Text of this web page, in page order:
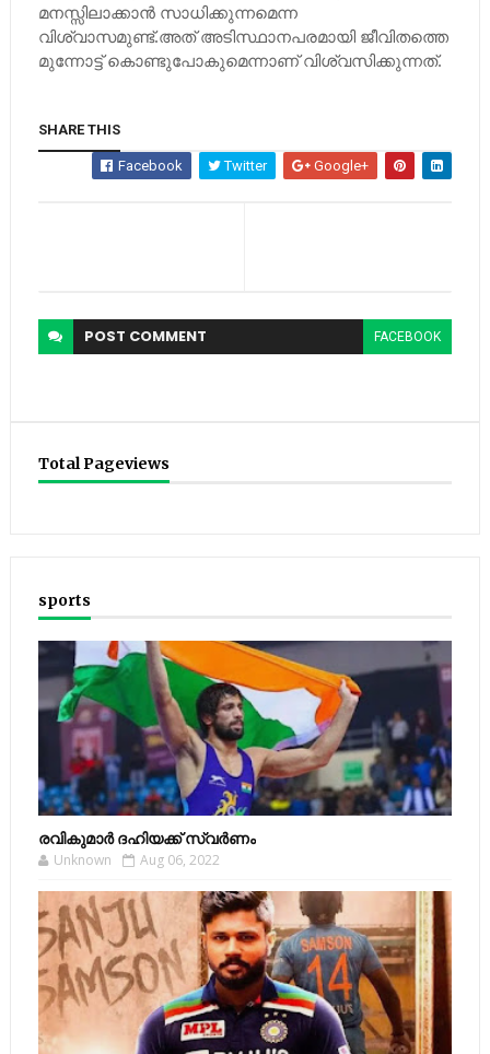
മനസ്സിലാക്കാന്‍ സാധിക്കുന്നമെന്ന
വിശ്വാസമുണ്ട്.അത് അടിസ്ഥാനപരമായി ജീവിതത്തെ
മുന്നോട്ട് കൊണ്ടുപോകുമെന്നാണ് വിശ്വസിക്കുന്നത്.
SHARE THIS
Facebook Twitter Google+
POST COMMENT FACEBOOK
Total Pageviews
sports
രവികുമാര്‍ ദഹിയക്ക് സ്വര്‍ണം
Unknown Aug 06, 2022